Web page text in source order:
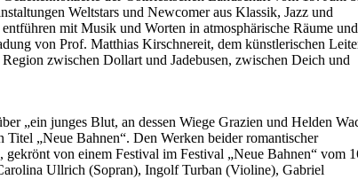
Weltstars und Newcomer aus Klassik, Jazz und
mit Musik und Worten in atmosphärische Räume und
von Prof. Matthias Kirschnereit, dem künstlerischen
zwischen Dollart und Jadebusen, zwischen Deich und
„ein junges Blut, an dessen Wiege Grazien und Helden
„Neue Bahnen“. Den Werken beider romantischer
von einem Festival im Festival „Neue Bahnen“ vom
Ullrich (Sopran), Ingolf Turban (Violine), Gabriel